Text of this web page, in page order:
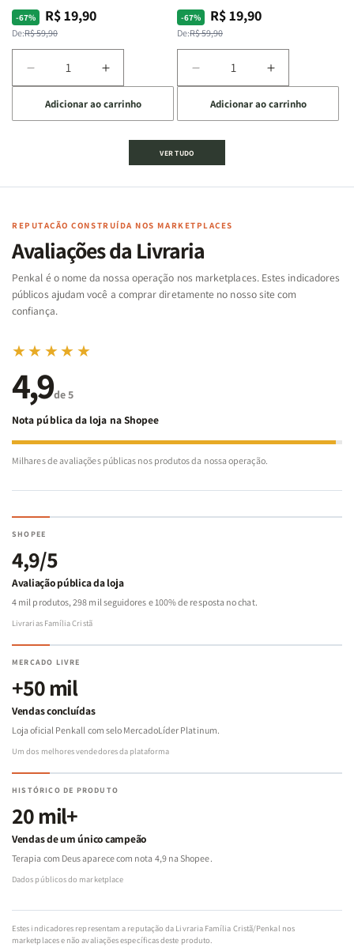
-67%
Preço
normal
De:R$ 59,90
Preço
promocional
R$ 19,90
Diminuir
a
quantidade
de
Cartas
Famílias
Bíblia
-
Penkal
Aumentar
a
quantidade
de
Jogo
Cartas
Famílias
da
Bíblia
-
Penkal
Adicionar ao carrinho
-67%
Preço
normal
De:R$ 59,90
Preço
promocional
R$ 19,90
Diminuir
a
quantidade
de
Jogo
|
de
Aumentar
a
quantidade
de
|
Adicionar ao carrinho
VER TUDO
REPUTAÇÃO CONSTRUÍDA NOS MARKETPLACES
Avaliações da Livraria
Penkal é o nome da nossa operação nos marketplaces. Estes indicadores
públicos ajudam você a comprar diretamente no nosso site com
confiança.
★★★★★
4,9de 5
Nota pública da loja na Shopee
Milhares de avaliações públicas nos produtos da nossa operação.
SHOPEE
4,9/5
Avaliação pública da loja
4 mil produtos, 298 mil seguidores e 100% de resposta no chat.
Livrarias Família Cristã
MERCADO LIVRE
+50 mil
Vendas concluídas
Loja oficial Penkall com selo MercadoLíder Platinum.
Um dos melhores vendedores da plataforma
HISTÓRICO DE PRODUTO
20 mil+
Vendas de um único campeão
Terapia com Deus aparece com nota 4,9 na Shopee.
Dados públicos do marketplace
Estes indicadores representam a reputação da Livraria Família Cristã/Penkal nos
marketplaces e não avaliações específicas deste produto.